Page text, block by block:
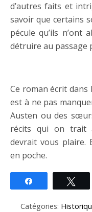
d’autres faits et
savoir que certains
pécule qu’ils n’ont
détruire au passage
Ce roman écrit dans
est à ne pas
Austen ou des
récits qui on trait
devrait vous plaire.
en poche.
Catégories: